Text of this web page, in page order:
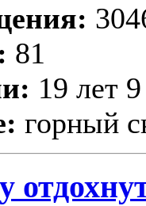
81
19 лет
горный